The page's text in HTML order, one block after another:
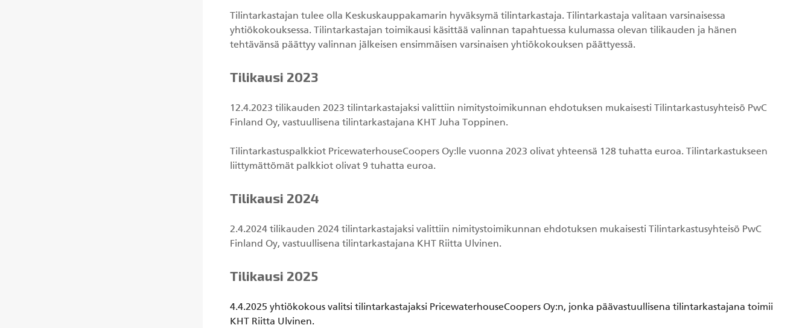
Tilintarkastajan tulee olla Keskuskauppakamarin hyväksymä tilintarkastaja. Tilintarkastaja valitaan varsinaisessa
yhtiökokouksessa. Tilintarkastajan toimikausi käsittää valinnan tapahtuessa kulumassa olevan tilikauden ja hänen
tehtävänsä päättyy valinnan jälkeisen ensimmäisen varsinaisen yhtiökokouksen päättyessä.
Tilikausi 2023
12.4.2023 tilikauden 2023 tilintarkastajaksi valittiin nimitystoimikunnan ehdotuksen mukaisesti Tilintarkastusyhteisö PwC
Finland Oy, vastuullisena tilintarkastajana KHT Juha Toppinen.
Tilintarkastuspalkkiot PricewaterhouseCoopers Oy:lle vuonna 2023 olivat yhteensä 128 tuhatta euroa. Tilintarkastukseen
liittymättömät palkkiot olivat 9 tuhatta euroa.
Tilikausi 2024
2.4.2024 tilikauden 2024 tilintarkastajaksi valittiin nimitystoimikunnan ehdotuksen mukaisesti Tilintarkastusyhteisö PwC
Finland Oy, vastuullisena tilintarkastajana KHT Riitta Ulvinen.
Tilikausi 2025
4.4.2025 yhtiökokous valitsi tilintarkastajaksi PricewaterhouseCoopers Oy:n, jonka päävastuullisena tilintarkastajana toimii
KHT Riitta Ulvinen.